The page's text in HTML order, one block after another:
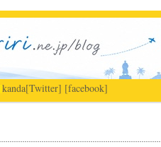
|kanda[Twitter] [facebook]